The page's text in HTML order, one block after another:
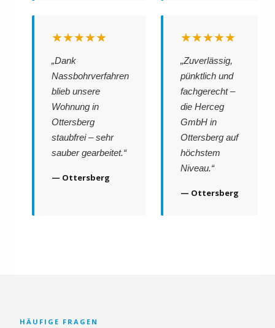
★★★★★
„Dank
Nassbohrverfahren
blieb unsere
Wohnung in
Ottersberg
staubfrei – sehr
sauber gearbeitet.“
— Ottersberg
★★★★★
„Zuverlässig,
pünktlich und
fachgerecht –
die Herceg
GmbH in
Ottersberg auf
höchstem
Niveau.“
— Ottersberg
HÄUFIGE FRAGEN